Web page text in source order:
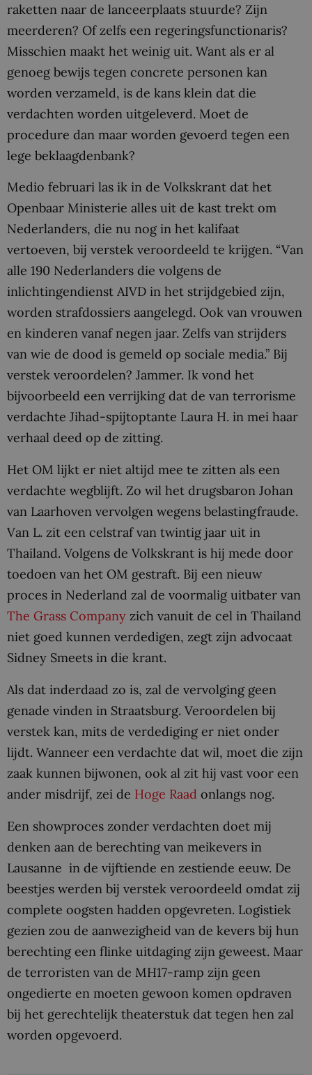
raketten naar de lanceerplaats stuurde? Zijn
meerderen? Of zelfs een regeringsfunctionaris?
Misschien maakt het weinig uit. Want als er al
genoeg bewijs tegen concrete personen kan
worden verzameld, is de kans klein dat die
verdachten worden uitgeleverd. Moet de
procedure dan maar worden gevoerd tegen een
lege beklaagdenbank?
Medio februari las ik in de Volkskrant dat het
Openbaar Ministerie alles uit de kast trekt om
Nederlanders, die nu nog in het kalifaat
vertoeven, bij verstek veroordeeld te krijgen. “Van
alle 190 Nederlanders die volgens de
inlichtingendienst AIVD in het strijdgebied zijn,
worden strafdossiers aangelegd. Ook van vrouwen
en kinderen vanaf negen jaar. Zelfs van strijders
van wie de dood is gemeld op sociale media.” Bij
verstek veroordelen? Jammer. Ik vond het
bijvoorbeeld een verrijking dat de van terrorisme
verdachte Jihad-spijtoptante Laura H. in mei haar
verhaal deed op de zitting.
Het OM lijkt er niet altijd mee te zitten als een
verdachte wegblijft. Zo wil het drugsbaron Johan
van Laarhoven vervolgen wegens belastingfraude.
Van L. zit een celstraf van twintig jaar uit in
Thailand. Volgens de Volkskrant is hij mede door
toedoen van het OM gestraft. Bij een nieuw
proces in Nederland zal de voormalig uitbater van
The Grass Company zich vanuit de cel in Thailand
niet goed kunnen verdedigen, zegt zijn advocaat
Sidney Smeets in die krant.
Als dat inderdaad zo is, zal de vervolging geen
genade vinden in Straatsburg. Veroordelen bij
verstek kan, mits de verdediging er niet onder
lijdt. Wanneer een verdachte dat wil, moet die zijn
zaak kunnen bijwonen, ook al zit hij vast voor een
ander misdrijf, zei de Hoge Raad onlangs nog.
Een showproces zonder verdachten doet mij
denken aan de berechting van meikevers in
Lausanne in de vijftiende en zestiende eeuw. De
beestjes werden bij verstek veroordeeld omdat zij
complete oogsten hadden opgevreten. Logistiek
gezien zou de aanwezigheid van de kevers bij hun
berechting een flinke uitdaging zijn geweest. Maar
de terroristen van de MH17-ramp zijn geen
ongedierte en moeten gewoon komen opdraven
bij het gerechtelijk theaterstuk dat tegen hen zal
worden opgevoerd.